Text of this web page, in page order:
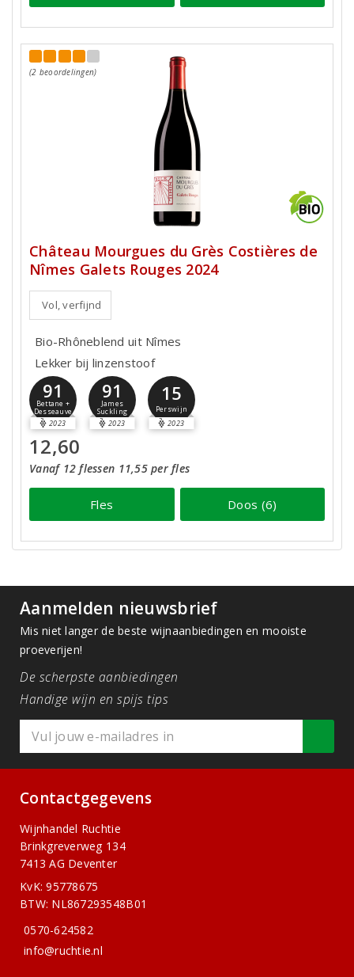
(2 beoordelingen)
Château Mourgues du Grès Costières de
Nîmes Galets Rouges 2024
Vol, verfijnd
Bio-Rhôneblend uit Nîmes
Lekker bij linzenstoof
91
Bettane +
Desseauve
2023
91
James
Suckling
2023
15
Perswijn
2023
12,60
Vanaf 12 flessen 11,55 per fles
Fles Doos (6)
Aanmelden nieuwsbrief
Mis niet langer de beste wijnaanbiedingen en mooiste
proeverijen!
De scherpste aanbiedingen
Handige wijn en spijs tips
Contactgegevens
Wijnhandel Ruchtie
Brinkgreverweg 134
7413 AG Deventer
KvK: 95778675
BTW: NL867293548B01
0570-624582
info@ruchtie.nl